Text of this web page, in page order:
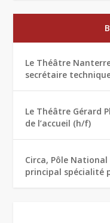
Le Théâtre
secrétaire
Le Théâtre Gérard
de l’accueil (h/f)
Circa, Pôle
principal spécialité